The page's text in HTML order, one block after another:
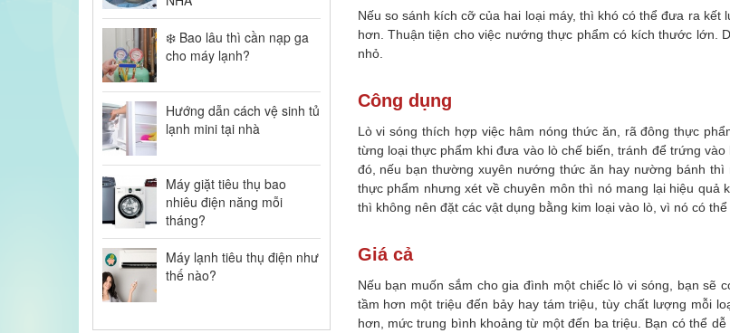
❄️ Bao lâu thì cần nạp ga
cho máy lạnh?
Hướng dẫn cách vệ sinh tủ
lạnh mini tại nhà
Máy giặt tiêu thụ bao
nhiêu điện năng mỗi
tháng?
Máy lạnh tiêu thụ điện như
thế nào?
Nếu so sánh kích cỡ của hai loại máy, thì khó có thể đưa ra
hơn. Thuận tiện cho việc nướng thực phẩm có kích thước lớn.
nhỏ.
Công dụng
Lò vi sóng thích hợp việc hâm nóng thức ăn, rã đông thực
từng loại thực phẩm khi đưa vào lò chế biến, tránh để trứng
đó, nếu bạn thường xuyên nướng thức ăn hay nường bánh
thực phẩm nhưng xét về chuyên môn thì nó mang lại hiệu
thì không nên đặt các vật dụng bằng kim loại vào lò, vì nó có
Giá cả
Nếu bạn muốn sắm cho gia đình một chiếc lò vi sóng, bạn sẽ
tầm hơn một triệu đến bảy hay tám triệu, tùy chất lượng mỗi
hơn, mức trung bình khoảng từ một đến ba triệu. Bạn có thể